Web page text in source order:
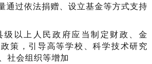
通过依法捐赠、设立基金等方式支持
级以上人民政府应当制定财政、金
策，引导高等学校、科学技术研究
社会组织等增加